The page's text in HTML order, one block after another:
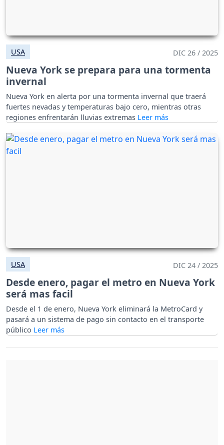
USA DIC 26 / 2025
Nueva York se prepara para una tormenta
invernal
Nueva York en alerta por una tormenta invernal que traerá
fuertes nevadas y temperaturas bajo cero, mientras otras
regiones enfrentarán lluvias extremas
USA DIC 24 / 2025
Desde enero, pagar el metro en Nueva York
será mas facil
Desde el 1 de enero, Nueva York eliminará la MetroCard y
pasará a un sistema de pago sin contacto en el transporte
público